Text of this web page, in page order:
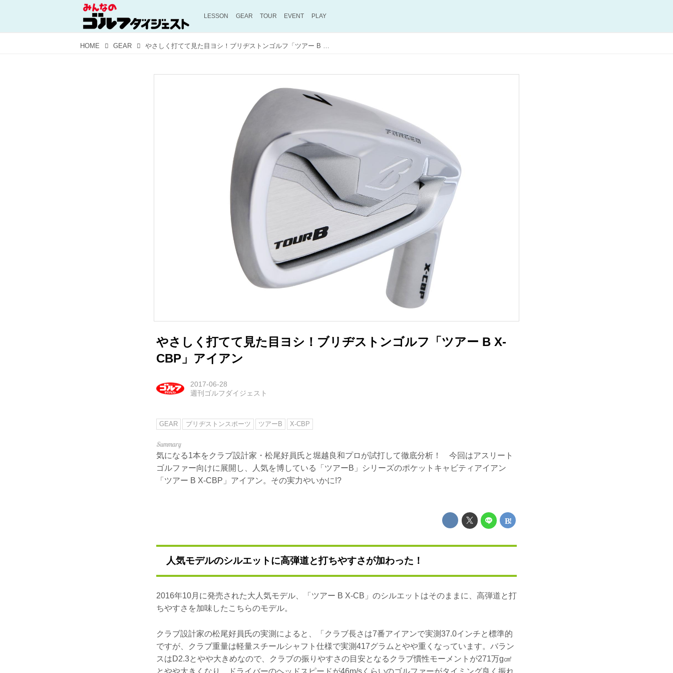
LESSON GEAR TOUR EVENT PLAY
HOME GEAR やさしく打てて見た目ヨシ！ブリヂストンゴルフ「ツアー B X-CBP」アイアン
やさしく打てて見た目ヨシ！ブリヂストンゴルフ「ツアー B X-
CBP」アイアン
2017-06-28
週刊ゴルフダイジェスト
GEAR ブリヂストンスポーツ ツアーB X-CBP
気になる1本をクラブ設計家・松尾好員氏と堀越良和プロが試打して徹底分析！ 今回はアスリート
ゴルファー向けに展開し、人気を博している「ツアーB」シリーズのポケットキャビティアイアン
「ツアー B X-CBP」アイアン。その実力やいかに!?
人気モデルのシルエットに高弾道と打ちやすさが加わった！
2016年10月に発売された大人気モデル、「ツアー B X-CB」のシルエットはそのままに、高弾道と打
ちやすさを加味したこちらのモデル。
クラブ設計家の松尾好員氏の実測によると、「クラブ長さは7番アイアンで実測37.0インチと標準的
ですが、クラブ重量は軽量スチールシャフト仕様で実測417グラムとやや重くなっています。バラン
スはD2.3とやや大きめなので、クラブの振りやすさの目安となるクラブ慣性モーメントが271万g㎠
とやや大きくなり、ドライバーのヘッドスピードが46m/sくらいのゴルファーがタイミング良く振れ